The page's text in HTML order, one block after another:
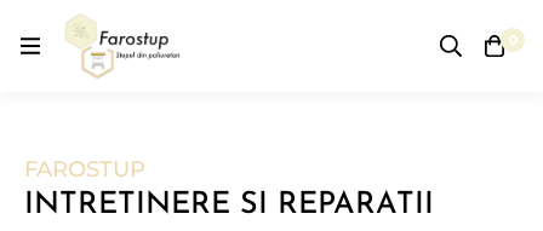
0
FAROSTUP
INTRETINERE SI REPARATII